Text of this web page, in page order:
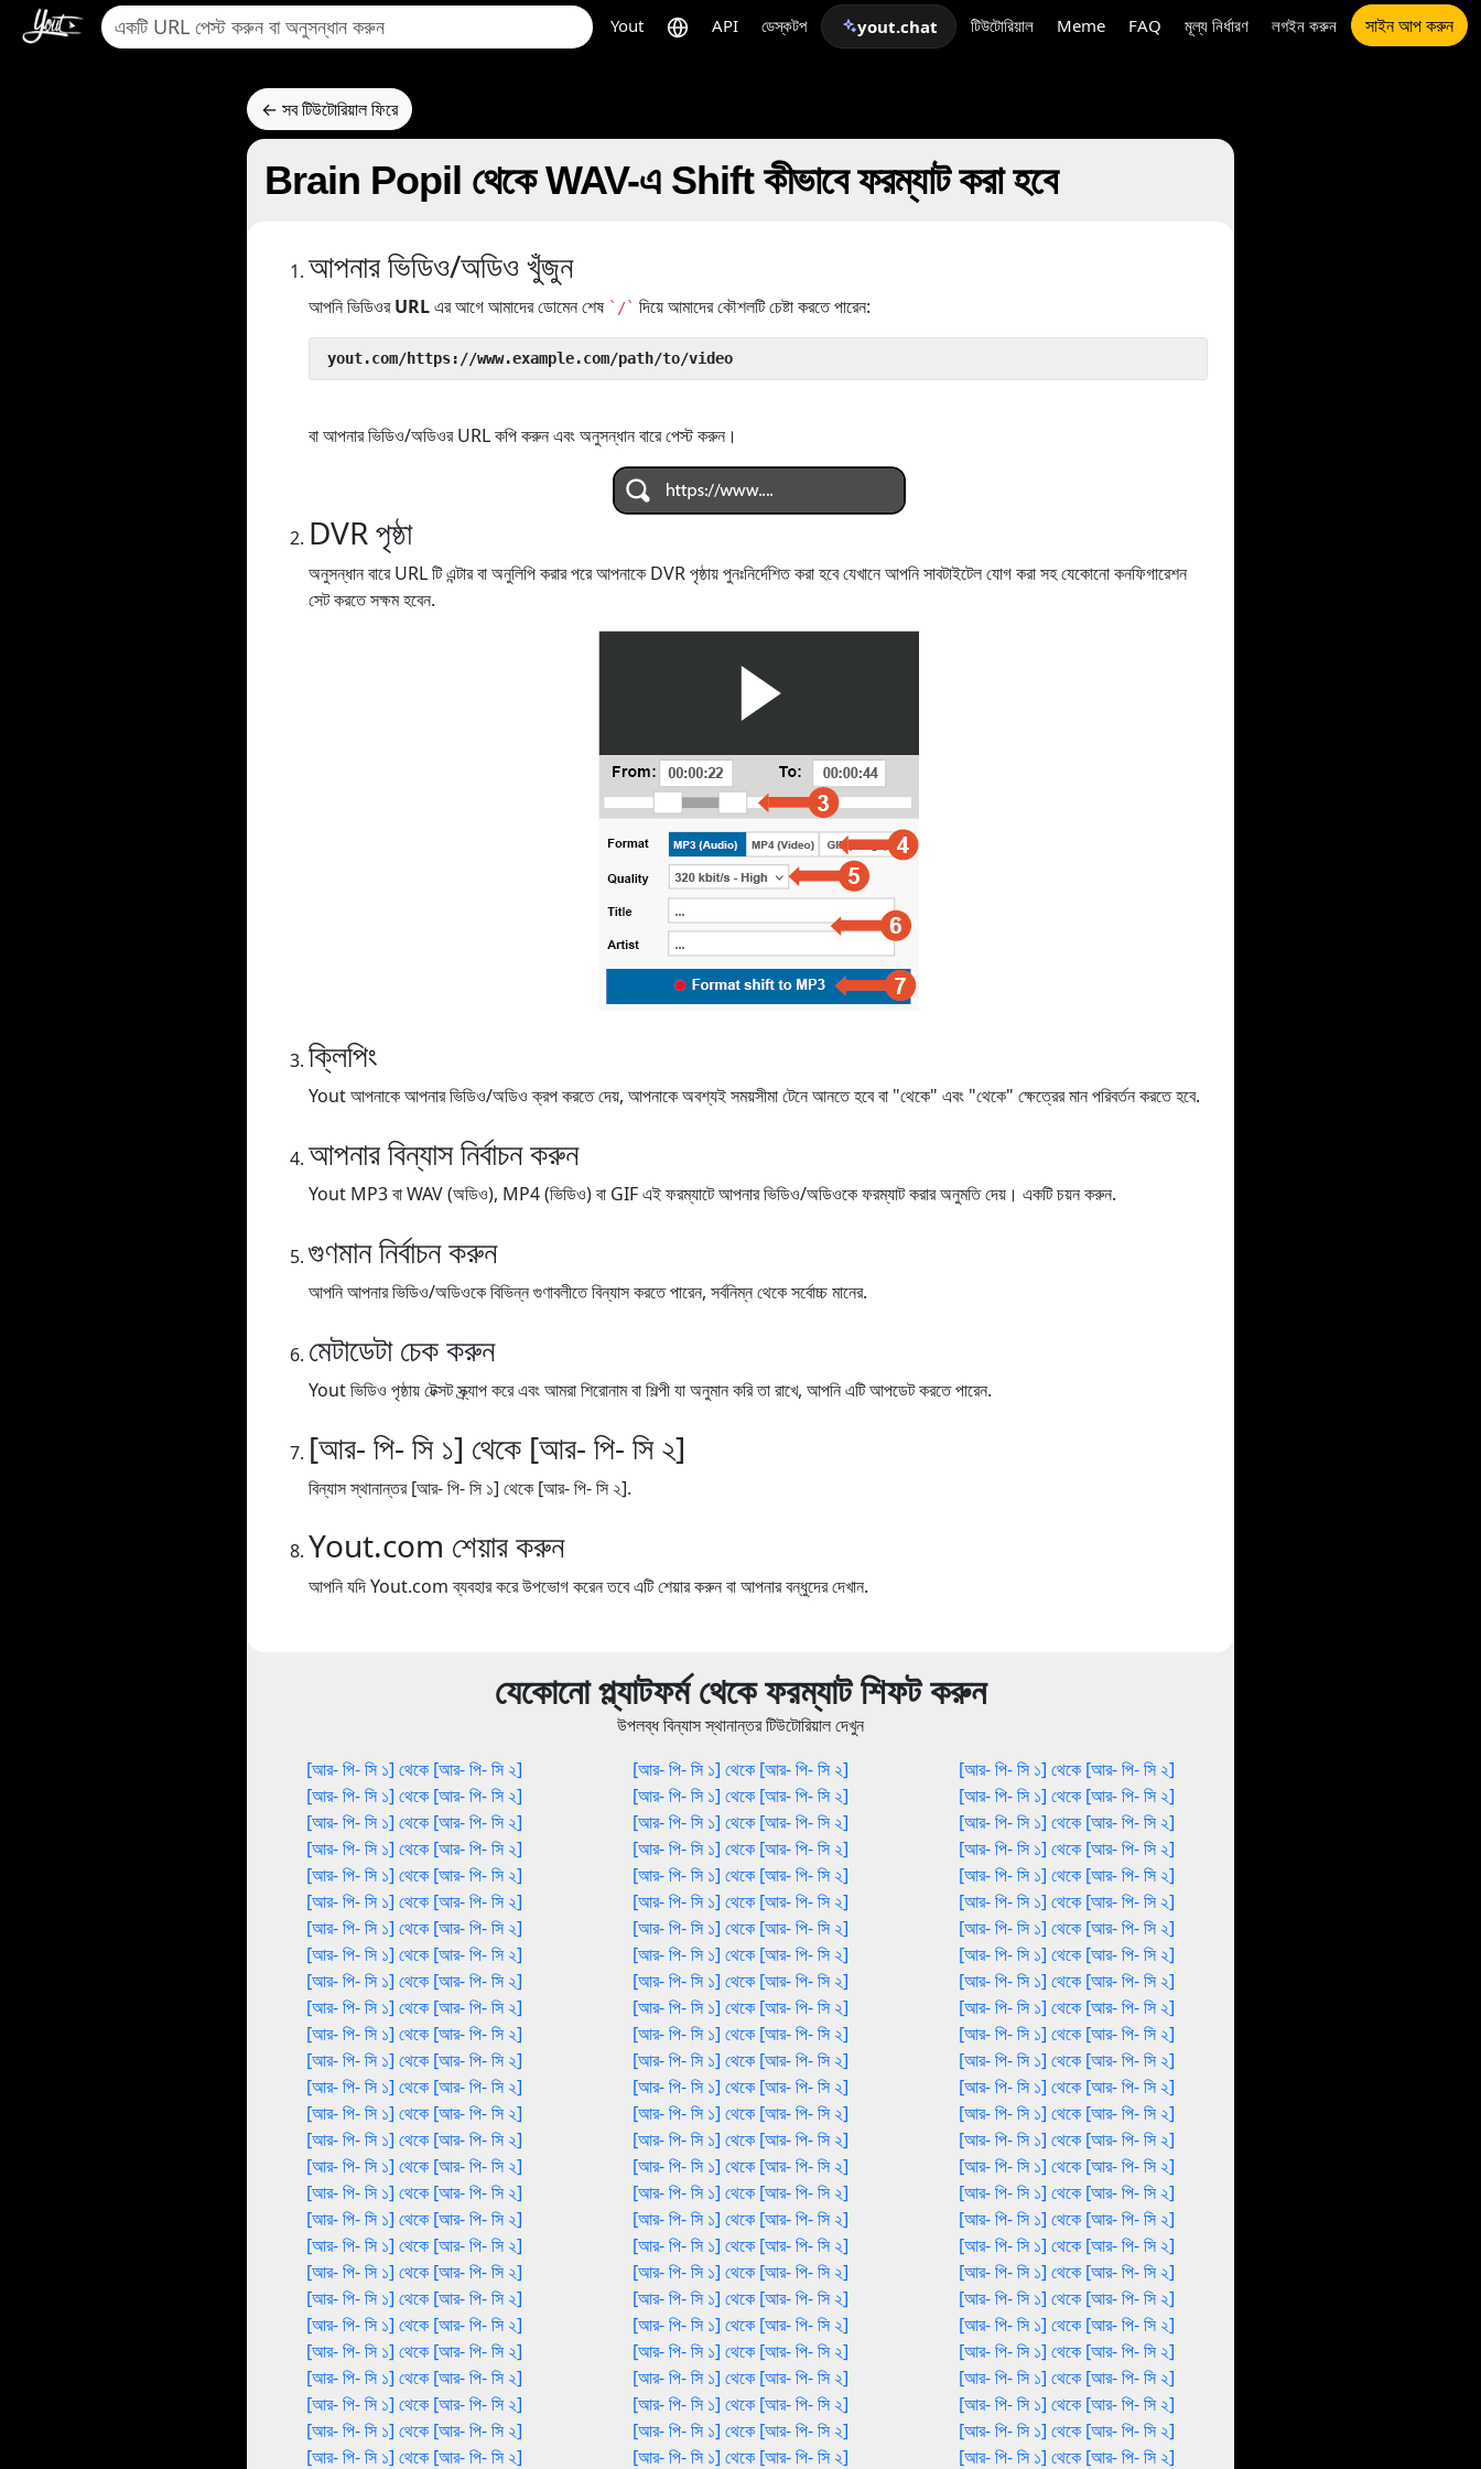
Yout API ডেস্কটপ yout.chat টিউটোরিয়াল Meme FAQ মূল্য নির্ধারণ লগইন করুন সাইন আপ করুন
← সব টিউটোরিয়াল ফিরে
Brain Popil থেকে WAV-এ Shift কীভাবে ফরম্যাট করা হবে
আপনার ভিডিও/অডিও খুঁজুন
আপনি ভিডিওরURLএর আগে আমাদের ডোমেন শেষ `/` দিয়ে আমাদের কৌশলটি চেষ্টা করতে পারেন:
yout.com/https://www.example.com/path/to/video
বা আপনার ভিডিও/অডিওর URL কপি করুন এবং অনুসন্ধান বারে পেস্ট করুন।
DVR পৃষ্ঠা
অনুসন্ধান বারে URL টি এন্টার বা অনুলিপি করার পরে আপনাকে DVR পৃষ্ঠায় পুনঃনির্দেশিত করা হবে যেখানে আপনি সাবটাইটেল যোগ করা সহ যেকোনো কনফিগারেশন
সেট করতে সক্ষম হবেন.
ক্লিপিং
Yout আপনাকে আপনার ভিডিও/অডিও ক্রপ করতে দেয়, আপনাকে অবশ্যই সময়সীমা টেনে আনতে হবে বা "থেকে" এবং "থেকে" ক্ষেত্রের মান পরিবর্তন করতে হবে.
আপনার বিন্যাস নির্বাচন করুন
Yout MP3 বা WAV (অডিও), MP4 (ভিডিও) বা GIF এই ফরম্যাটে আপনার ভিডিও/অডিওকে ফরম্যাট করার অনুমতি দেয়। একটি চয়ন করুন.
গুণমান নির্বাচন করুন
আপনি আপনার ভিডিও/অডিওকে বিভিন্ন গুণাবলীতে বিন্যাস করতে পারেন, সর্বনিম্ন থেকে সর্বোচ্চ মানের.
মেটাডেটা চেক করুন
Yout ভিডিও পৃষ্ঠায় টেক্সট স্ক্র্যাপ করে এবং আমরা শিরোনাম বা শিল্পী যা অনুমান করি তা রাখে, আপনি এটি আপডেট করতে পারেন.
[আর- পি- সি ১] থেকে [আর- পি- সি ২]
বিন্যাস স্থানান্তর [আর- পি- সি ১] থেকে [আর- পি- সি ২].
Yout.com শেয়ার করুন
আপনি যদি Yout.com ব্যবহার করে উপভোগ করেন তবে এটি শেয়ার করুন বা আপনার বন্ধুদের দেখান.
যেকোনো প্ল্যাটফর্ম থেকে ফরম্যাট শিফট করুন
উপলব্ধ বিন্যাস স্থানান্তর টিউটোরিয়াল দেখুন
[আর- পি- সি ১] থেকে [আর- পি- সি ২]
[আর- পি- সি ১] থেকে [আর- পি- সি ২]
[আর- পি- সি ১] থেকে [আর- পি- সি ২]
[আর- পি- সি ১] থেকে [আর- পি- সি ২]
[আর- পি- সি ১] থেকে [আর- পি- সি ২]
[আর- পি- সি ১] থেকে [আর- পি- সি ২]
[আর- পি- সি ১] থেকে [আর- পি- সি ২]
[আর- পি- সি ১] থেকে [আর- পি- সি ২]
[আর- পি- সি ১] থেকে [আর- পি- সি ২]
[আর- পি- সি ১] থেকে [আর- পি- সি ২]
[আর- পি- সি ১] থেকে [আর- পি- সি ২]
[আর- পি- সি ১] থেকে [আর- পি- সি ২]
[আর- পি- সি ১] থেকে [আর- পি- সি ২]
[আর- পি- সি ১] থেকে [আর- পি- সি ২]
[আর- পি- সি ১] থেকে [আর- পি- সি ২]
[আর- পি- সি ১] থেকে [আর- পি- সি ২]
[আর- পি- সি ১] থেকে [আর- পি- সি ২]
[আর- পি- সি ১] থেকে [আর- পি- সি ২]
[আর- পি- সি ১] থেকে [আর- পি- সি ২]
[আর- পি- সি ১] থেকে [আর- পি- সি ২]
[আর- পি- সি ১] থেকে [আর- পি- সি ২]
[আর- পি- সি ১] থেকে [আর- পি- সি ২]
[আর- পি- সি ১] থেকে [আর- পি- সি ২]
[আর- পি- সি ১] থেকে [আর- পি- সি ২]
[আর- পি- সি ১] থেকে [আর- পি- সি ২]
[আর- পি- সি ১] থেকে [আর- পি- সি ২]
[আর- পি- সি ১] থেকে [আর- পি- সি ২]
[আর- পি- সি ১] থেকে [আর- পি- সি ২]
[আর- পি- সি ১] থেকে [আর- পি- সি ২]
[আর- পি- সি ১] থেকে [আর- পি- সি ২]
[আর- পি- সি ১] থেকে [আর- পি- সি ২]
[আর- পি- সি ১] থেকে [আর- পি- সি ২]
[আর- পি- সি ১] থেকে [আর- পি- সি ২]
[আর- পি- সি ১] থেকে [আর- পি- সি ২]
[আর- পি- সি ১] থেকে [আর- পি- সি ২]
[আর- পি- সি ১] থেকে [আর- পি- সি ২]
[আর- পি- সি ১] থেকে [আর- পি- সি ২]
[আর- পি- সি ১] থেকে [আর- পি- সি ২]
[আর- পি- সি ১] থেকে [আর- পি- সি ২]
[আর- পি- সি ১] থেকে [আর- পি- সি ২]
[আর- পি- সি ১] থেকে [আর- পি- সি ২]
[আর- পি- সি ১] থেকে [আর- পি- সি ২]
[আর- পি- সি ১] থেকে [আর- পি- সি ২]
[আর- পি- সি ১] থেকে [আর- পি- সি ২]
[আর- পি- সি ১] থেকে [আর- পি- সি ২]
[আর- পি- সি ১] থেকে [আর- পি- সি ২]
[আর- পি- সি ১] থেকে [আর- পি- সি ২]
[আর- পি- সি ১] থেকে [আর- পি- সি ২]
[আর- পি- সি ১] থেকে [আর- পি- সি ২]
[আর- পি- সি ১] থেকে [আর- পি- সি ২]
[আর- পি- সি ১] থেকে [আর- পি- সি ২]
[আর- পি- সি ১] থেকে [আর- পি- সি ২]
[আর- পি- সি ১] থেকে [আর- পি- সি ২]
[আর- পি- সি ১] থেকে [আর- পি- সি ২]
[আর- পি- সি ১] থেকে [আর- পি- সি ২]
[আর- পি- সি ১] থেকে [আর- পি- সি ২]
[আর- পি- সি ১] থেকে [আর- পি- সি ২]
[আর- পি- সি ১] থেকে [আর- পি- সি ২]
[আর- পি- সি ১] থেকে [আর- পি- সি ২]
[আর- পি- সি ১] থেকে [আর- পি- সি ২]
[আর- পি- সি ১] থেকে [আর- পি- সি ২]
[আর- পি- সি ১] থেকে [আর- পি- সি ২]
[আর- পি- সি ১] থেকে [আর- পি- সি ২]
[আর- পি- সি ১] থেকে [আর- পি- সি ২]
[আর- পি- সি ১] থেকে [আর- পি- সি ২]
[আর- পি- সি ১] থেকে [আর- পি- সি ২]
[আর- পি- সি ১] থেকে [আর- পি- সি ২]
[আর- পি- সি ১] থেকে [আর- পি- সি ২]
[আর- পি- সি ১] থেকে [আর- পি- সি ২]
[আর- পি- সি ১] থেকে [আর- পি- সি ২]
[আর- পি- সি ১] থেকে [আর- পি- সি ২]
[আর- পি- সি ১] থেকে [আর- পি- সি ২]
[আর- পি- সি ১] থেকে [আর- পি- সি ২]
[আর- পি- সি ১] থেকে [আর- পি- সি ২]
[আর- পি- সি ১] থেকে [আর- পি- সি ২]
[আর- পি- সি ১] থেকে [আর- পি- সি ২]
[আর- পি- সি ১] থেকে [আর- পি- সি ২]
[আর- পি- সি ১] থেকে [আর- পি- সি ২]
[আর- পি- সি ১] থেকে [আর- পি- সি ২]
[আর- পি- সি ১] থেকে [আর- পি- সি ২]
[আর- পি- সি ১] থেকে [আর- পি- সি ২]